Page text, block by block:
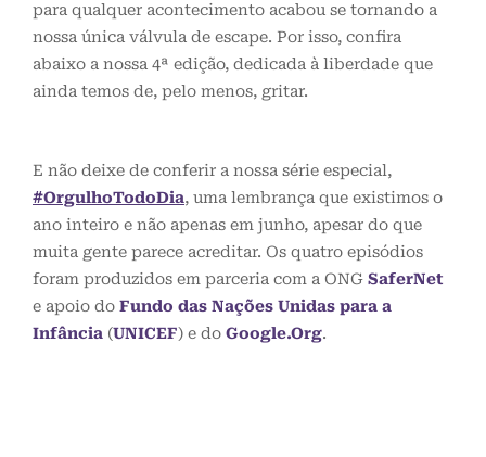
para qualquer acontecimento acabou se tornando a
nossa única válvula de escape. Por isso, confira
abaixo a nossa 4ª edição, dedicada à liberdade que
ainda temos de, pelo menos, gritar.
E não deixe de conferir a nossa série especial,
#OrgulhoTodoDia, uma lembrança que existimos o
ano inteiro e não apenas em junho, apesar do que
muita gente parece acreditar. Os quatro episódios
foram produzidos em parceria com a ONG SaferNet
e apoio do Fundo das Nações Unidas para a
Infância (UNICEF) e do Google.Org.